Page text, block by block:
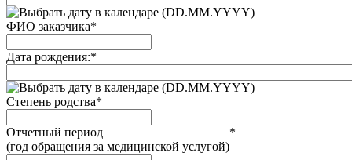
(DD.MM.YYYY)
ФИО заказчика*
Дата рождения:*
(DD.MM.YYYY)
Степень родства*
Отчетный период
(год обращения за медицинской услугой)
*